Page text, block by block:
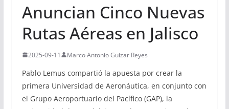
Anuncian Cinco Nuevas
Rutas Aéreas en Jalisco
2025-09-11 Marco Antonio Guizar Reyes
Pablo Lemus compartió la apuesta por crear la
primera Universidad de Aeronáutica, en conjunto con
el Grupo Aeroportuario del Pacífico (GAP), la